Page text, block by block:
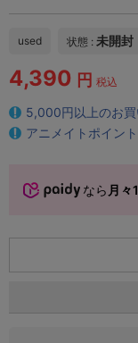
used 状態 : 未開封
4,390 円 税込
5,000円以上のお買
アニメイトポイン
なら 月々